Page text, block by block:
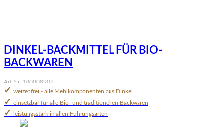
DINKEL-BACKMITTEL FÜR BIO-
BACKWAREN
Art.Nr. 100008902
✓ weizenfrei - alle Mehlkomponenten aus Dinkel
✓ einsetzbar für alle Bio- und traditionellen Backwaren
✓ leistungsstark in allen Führungsarten